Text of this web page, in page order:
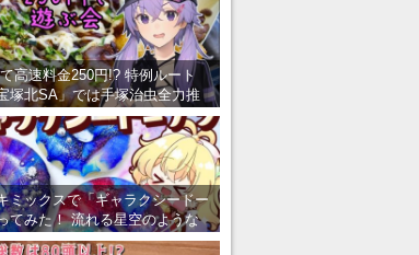
高速料金250円!? 特例ルート
塚北SA」では手塚治虫全力推
メが楽しめる！
ミックスで「ギャラクシードー
てみた！ 流れる星空のような
シピを紹介